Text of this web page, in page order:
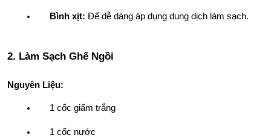
Bình xịt: Để dễ dàng áp dụng dung dịch làm sạch.
2. Làm Sạch Ghế Ngồi
Nguyên Liệu:
1 cốc giấm trắng
1 cốc nước